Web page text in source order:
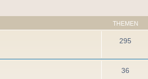
THEMEN
295
36